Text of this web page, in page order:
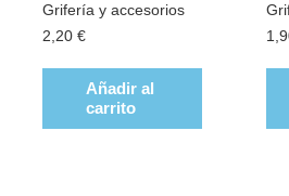
Grifería y accesorios
2,20€
Añadir al
carrito